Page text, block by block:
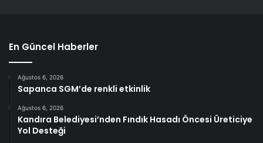
En Güncel Haberler
Ağustos 6, 2026
Sapanca SGM’de renkli etkinlik
Ağustos 6, 2026
Kandıra Belediyesi’nden Fındık Hasadı Öncesi Üreticiye
Yol Desteği